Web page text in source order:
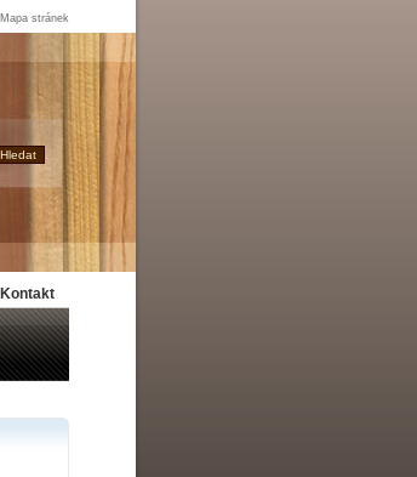
Mapa stránek
Kontakt